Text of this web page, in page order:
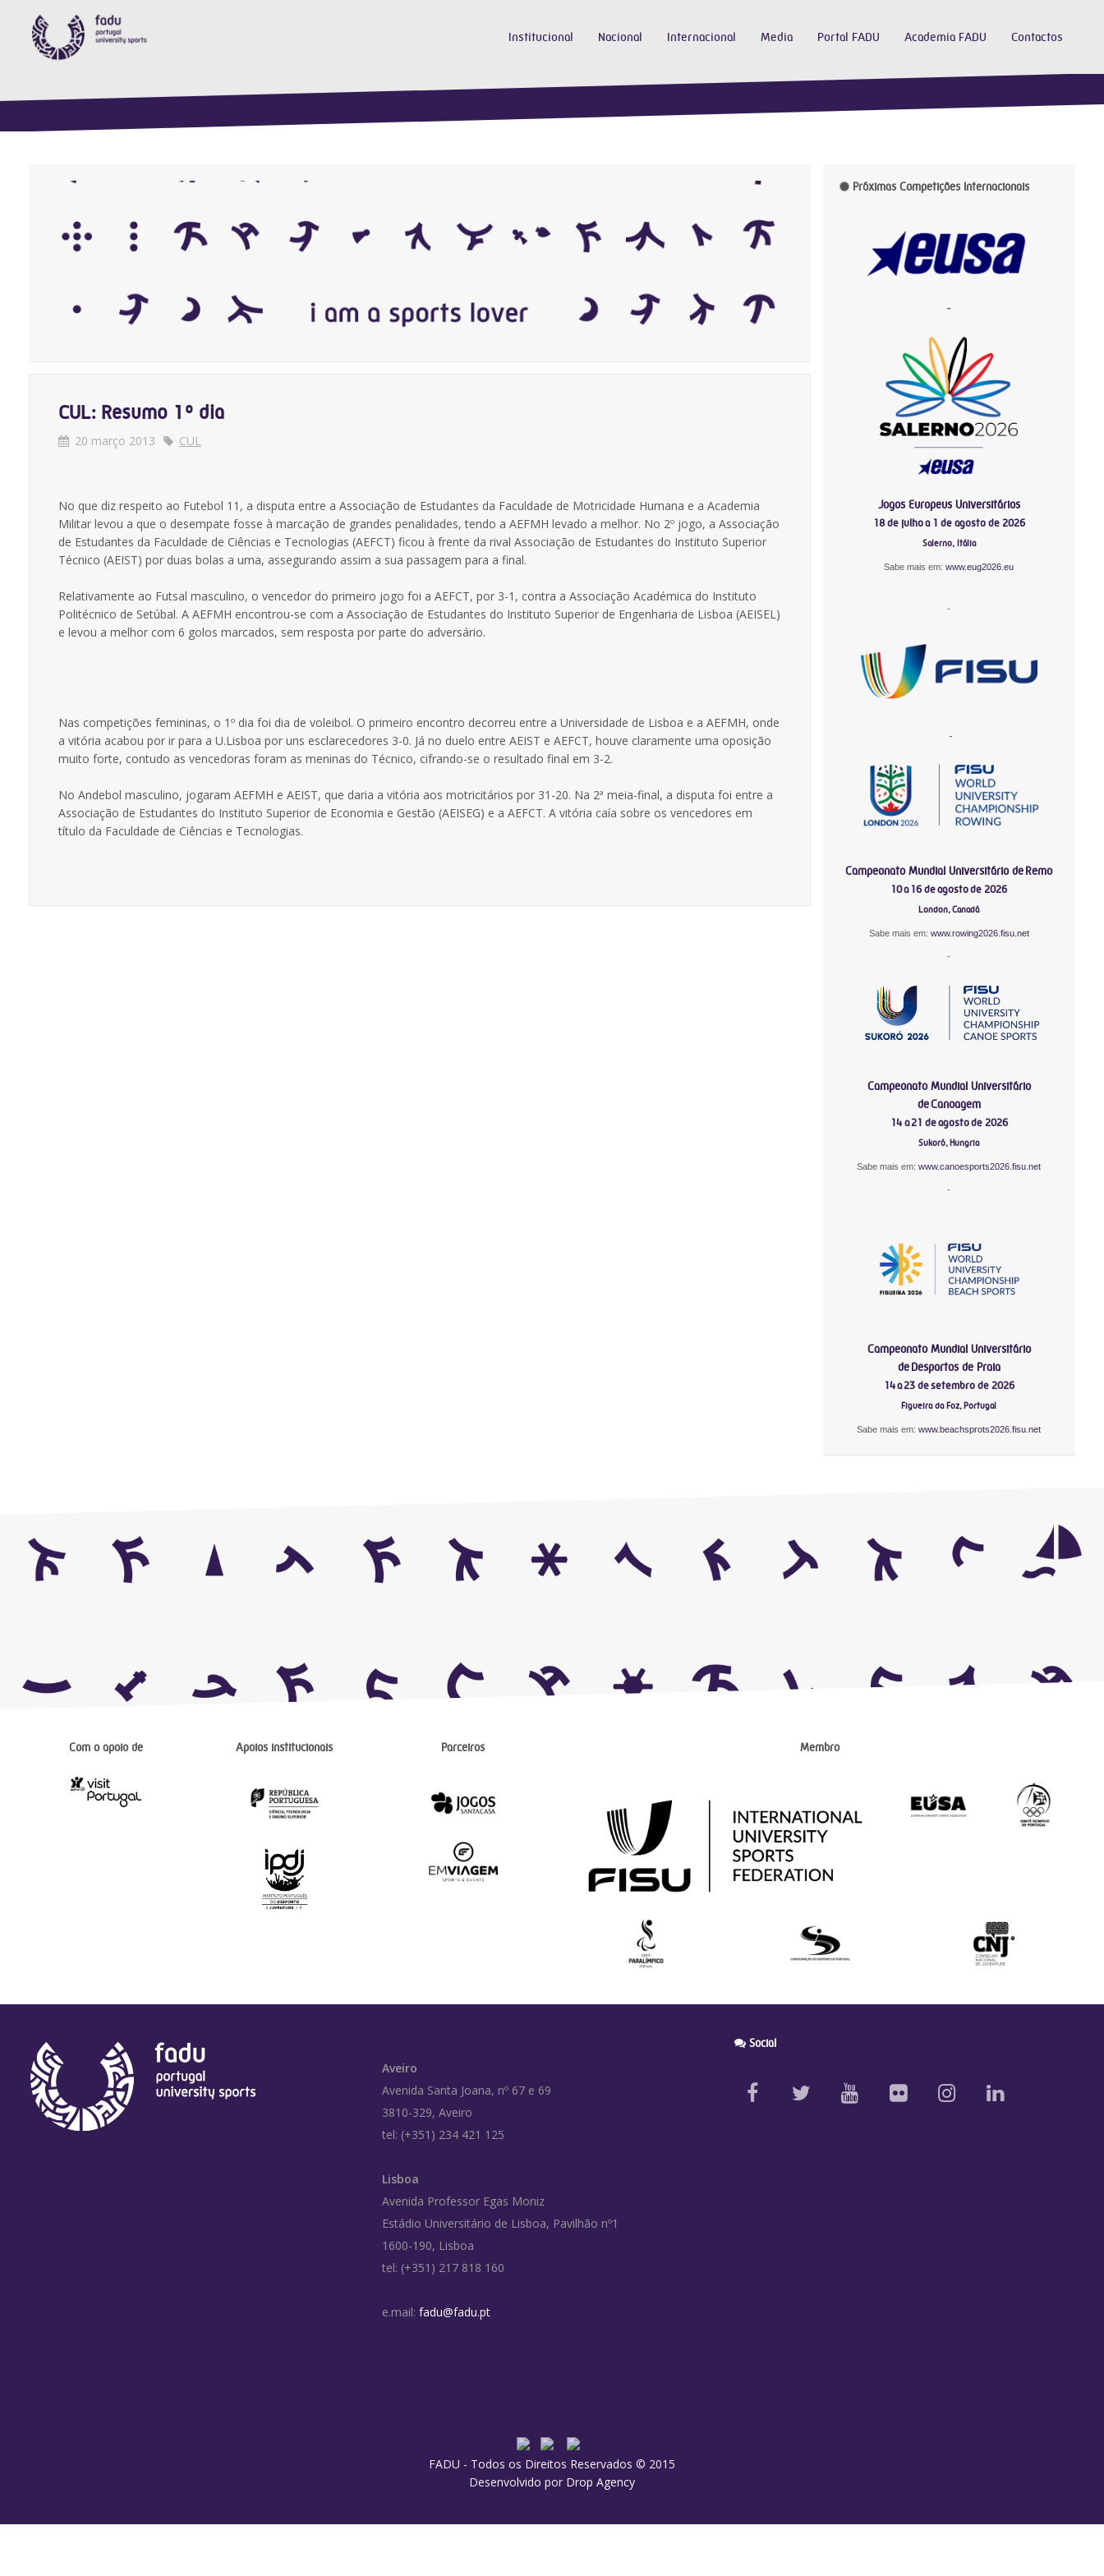
Institucional Nacional Internacional Media Portal FADU Academia FADU Contactos
CUL: Resumo 1º dia
20 março 2013 CUL
No que diz respeito ao Futebol 11, a disputa entre a Associação de Estudantes da Faculdade de Motricidade Humana e a Academia
Militar levou a que o desempate fosse à marcação de grandes penalidades, tendo a AEFMH levado a melhor. No 2º jogo, a Associação
de Estudantes da Faculdade de Ciências e Tecnologias (AEFCT) ficou à frente da rival Associação de Estudantes do Instituto Superior
Técnico (AEIST) por duas bolas a uma, assegurando assim a sua passagem para a final.
Relativamente ao Futsal masculino, o vencedor do primeiro jogo foi a AEFCT, por 3-1, contra a Associação Académica do Instituto
Politécnico de Setúbal. A AEFMH encontrou-se com a Associação de Estudantes do Instituto Superior de Engenharia de Lisboa (AEISEL)
e levou a melhor com 6 golos marcados, sem resposta por parte do adversário.
Nas competições femininas, o 1º dia foi dia de voleibol. O primeiro encontro decorreu entre a Universidade de Lisboa e a AEFMH, onde
a vitória acabou por ir para a U.Lisboa por uns esclarecedores 3-0. Já no duelo entre AEIST e AEFCT, houve claramente uma oposição
muito forte, contudo as vencedoras foram as meninas do Técnico, cifrando-se o resultado final em 3-2.
No Andebol masculino, jogaram AEFMH e AEIST, que daria a vitória aos motricitários por 31-20. Na 2ª meia-final, a disputa foi entre a
Associação de Estudantes do Instituto Superior de Economia e Gestão (AEISEG) e a AEFCT. A vitória caía sobre os vencedores em
título da Faculdade de Ciências e Tecnologias.
Próximas Competições Internacionais
-
Jogos Europeus Universitários
18 de julho a 1 de agosto de 2026
Salerno, Itália
Sabe mais em:www.eug2026.eu
-
-
Campeonato Mundial Universitário de Remo
10 a 16 de agosto de 2026
London, Canadá
Sabe mais em: www.rowing2026.fisu.net
-
Campeonato Mundial Universitário
de Canoagem
14 a 21 de agosto de 2026
Sukoró, Hungria
Sabe mais em:www.canoesports2026.fisu.net
-
Campeonato Mundial Universitário
de Desportos de Praia
14 a 23 de setembro de 2026
Figueira da Foz, Portugal
Sabe mais em:www.beachsprots2026.fisu.net
Com o apoio de Apoios institucionais Parceiros Membro
Aveiro
Avenida Santa Joana, nº 67 e 69
3810-329, Aveiro
tel: (+351) 234 421 125
Lisboa
Avenida Professor Egas Moniz
Estádio Universitário de Lisboa, Pavilhão nº1
1600-190, Lisboa
tel: (+351) 217 818 160
e.mail: fadu@fadu.pt
Social
FADU - Todos os Direitos Reservados © 2015
Desenvolvido por Drop Agency